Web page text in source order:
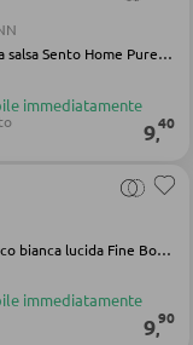
Ciotola da salsa Sento Home Pure Lines, porcellana marrone
immediatamente
9,40
Ciotola Oco bianca lucida Fine Bone China
immediatamente
9,90